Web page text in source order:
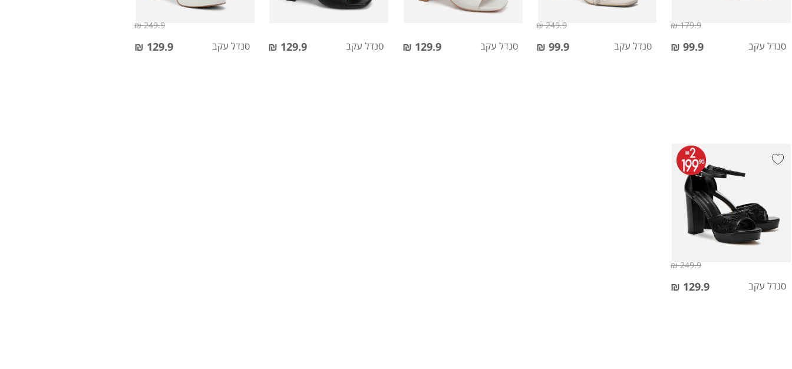
סנדל עקב 99.9 ₪
179.9 ₪
סנדל עקב 99.9 ₪
249.9 ₪
סנדל עקב 129.9 ₪ סנדל עקב 129.9 ₪ סנדל עקב 129.9 ₪
249.9 ₪
סנדל עקב 129.9 ₪
249.9 ₪